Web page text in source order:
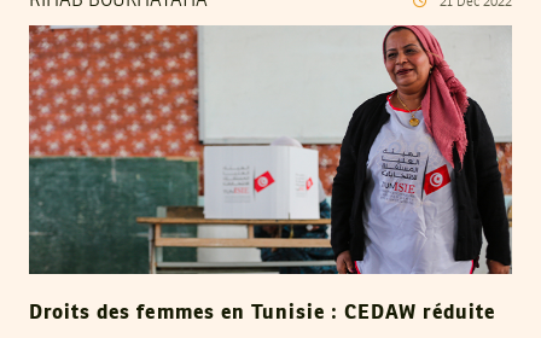
Droits des femmes en Tunisie : CEDAW réduite